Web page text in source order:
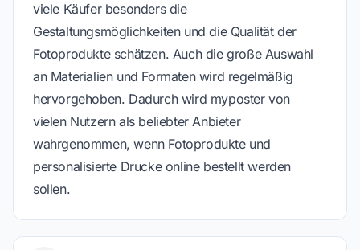
viele Käufer besonders die
Gestaltungsmöglichkeiten und die Qualität der
Fotoprodukte schätzen. Auch die große Auswahl
an Materialien und Formaten wird regelmäßig
hervorgehoben. Dadurch wird myposter von
vielen Nutzern als beliebter Anbieter
wahrgenommen, wenn Fotoprodukte und
personalisierte Drucke online bestellt werden
sollen.